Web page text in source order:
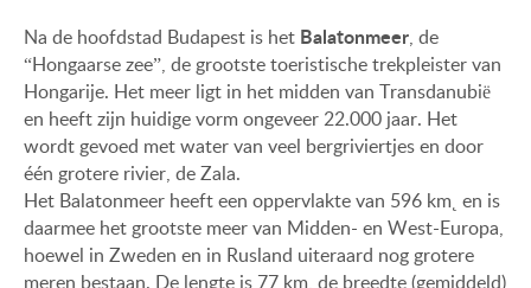
Na de hoofdstad Budapest is het Balatonmeer, de
“Hongaarse zee”, de grootste toeristische trekpleister van
Hongarije. Het meer ligt in het midden van Transdanubië
en heeft zijn huidige vorm ongeveer 22.000 jaar. Het
wordt gevoed met water van veel bergriviertjes en door
één grotere rivier, de Zala.
Het Balatonmeer heeft een oppervlakte van 596 km˛ en is
daarmee het grootste meer van Midden- en West-Europa,
hoewel in Zweden en in Rusland uiteraard nog grotere
meren bestaan. De lengte is 77 km, de breedte (gemiddeld)